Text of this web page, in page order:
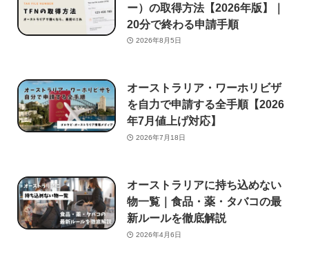
ー）の取得方法【2026年版】｜
20分で終わる申請手順
2026年8月5日
オーストラリア・ワーホリビザ
を自力で申請する全手順【2026
年7月値上げ対応】
2026年7月18日
オーストラリアに持ち込めない
物一覧｜食品・薬・タバコの最
新ルールを徹底解説
2026年4月6日